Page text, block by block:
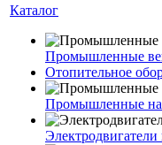
Каталог
Промышленные
Отопительное
Промышленные
Электродвигатели